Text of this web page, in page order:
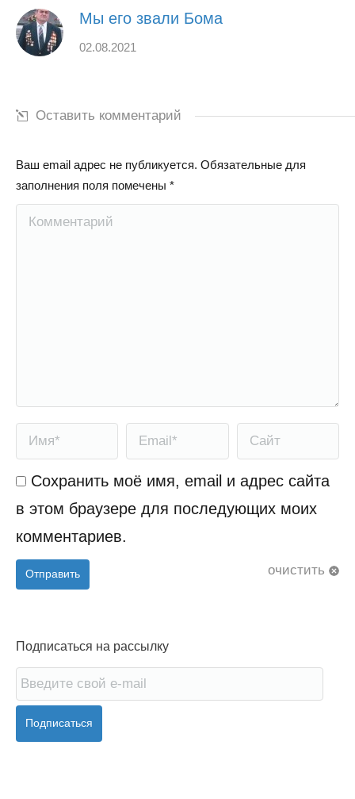
Мы его звали Бома
02.08.2021
Оставить комментарий
Ваш email адрес не публикуется. Обязательные для
заполнения поля помечены *
Комментарий
Имя * Email * Сайт
Сохранить моё имя, email и адрес сайта
в этом браузере для последующих моих
комментариев.
очистить
Отправить
Подписаться на рассылку
Подписаться